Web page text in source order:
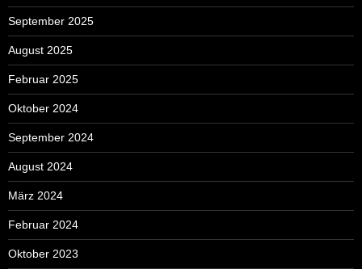
September 2025
August 2025
Februar 2025
Oktober 2024
September 2024
August 2024
März 2024
Februar 2024
Oktober 2023